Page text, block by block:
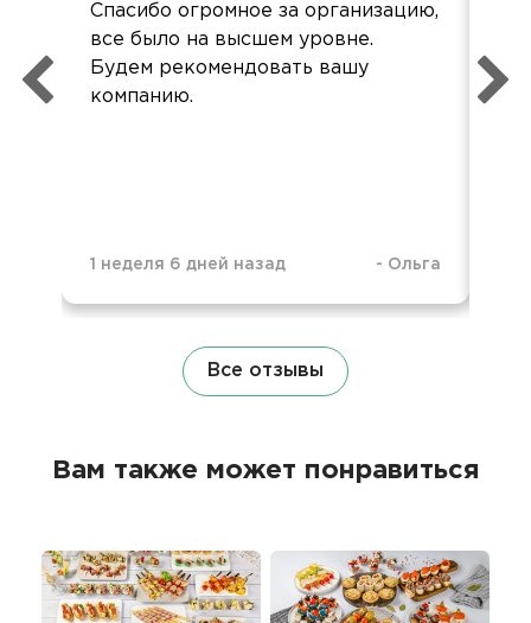
Спасибо огромное за организацию,
все было на высшем уровне.
Будем рекомендовать вашу
компанию.
1 неделя 6 дней назад - Ольга
Все отзывы
Вам также может понравиться